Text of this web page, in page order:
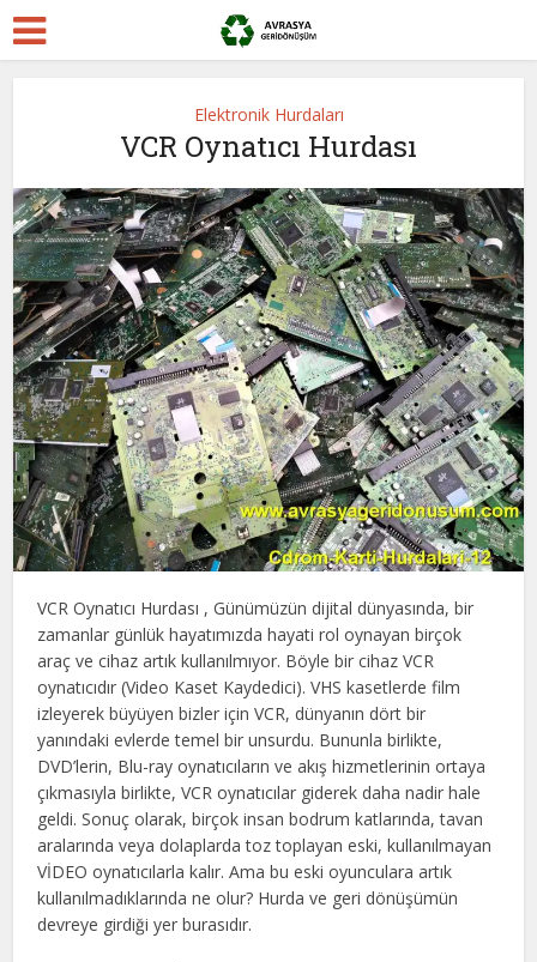
Elektronik Hurdaları
VCR Oynatıcı Hurdası
VCR Oynatıcı Hurdası , Günümüzün dijital dünyasında, bir
zamanlar günlük hayatımızda hayati rol oynayan birçok
araç ve cihaz artık kullanılmıyor. Böyle bir cihaz VCR
oynatıcıdır (Video Kaset Kaydedici). VHS kasetlerde film
izleyerek büyüyen bizler için VCR, dünyanın dört bir
yanındaki evlerde temel bir unsurdu. Bununla birlikte,
DVD’lerin, Blu-ray oynatıcıların ve akış hizmetlerinin ortaya
çıkmasıyla birlikte, VCR oynatıcılar giderek daha nadir hale
geldi. Sonuç olarak, birçok insan bodrum katlarında, tavan
aralarında veya dolaplarda toz toplayan eski, kullanılmayan
VİDEO oynatıcılarla kalır. Ama bu eski oyunculara artık
kullanılmadıklarında ne olur? Hurda ve geri dönüşümün
devreye girdiği yer burasıdır.